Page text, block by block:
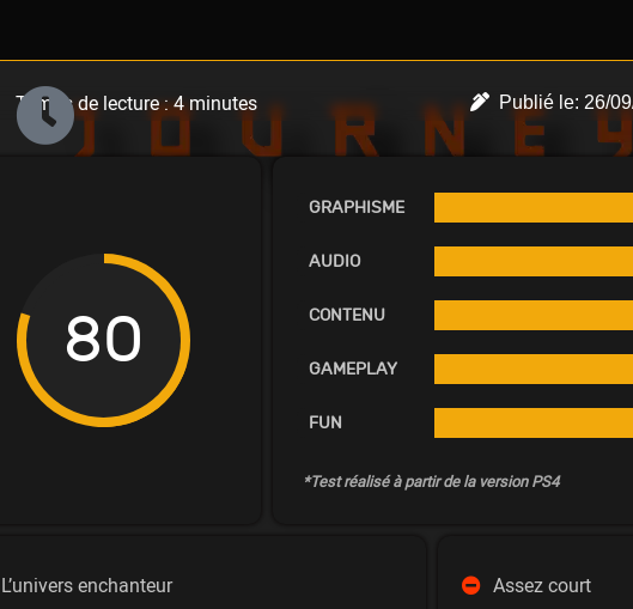
Temps de lecture :4minutes Publié le: 26/
80
GRAPHISME
AUDIO
CONTENU
GAMEPLAY
FUN
*Test réalisé à partir de la version PS4
L’univers enchanteur
Assez court